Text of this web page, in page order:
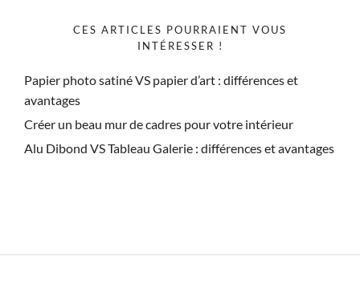
CES ARTICLES POURRAIENT VOUS
INTÉRESSER !
Papier photo satiné VS papier d’art : différences et
avantages
Créer un beau mur de cadres pour votre intérieur
Alu Dibond VS Tableau Galerie : différences et avantages